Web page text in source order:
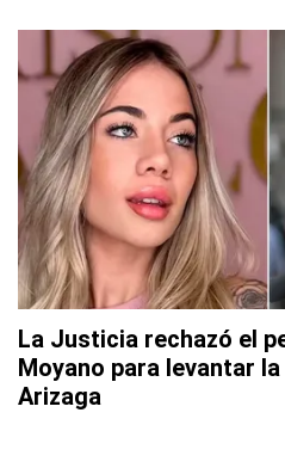
La Justicia rechazó el
Moyano para levantar
Arizaga